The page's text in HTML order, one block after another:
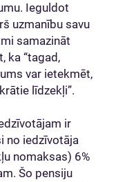
Ieguldot
uzmanību savu
samazināt
ka “tagad,
var ietekmēt,
līdzekļi”.
ir
no iedzīvotāja
nomaksas) 6%
Šo pensiju